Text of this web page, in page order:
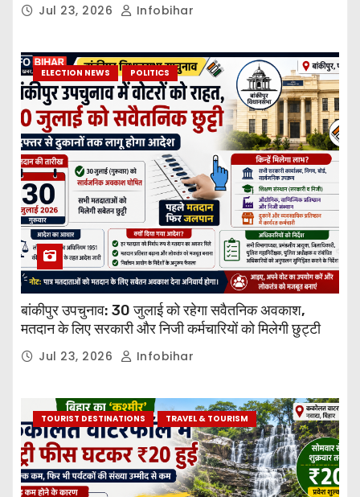
Jul 23, 2026 Infobihar
ELECTION NEWS POLITICS
बांकीपुर उपचुनाव: 30 जुलाई को रहेगा सवैतनिक अवकाश,
मतदान के लिए सरकारी और निजी कर्मचारियों को मिलेगी छुट्टी
Jul 23, 2026 Infobihar
TOURIST DESTINATIONS TRAVEL & TOURISM